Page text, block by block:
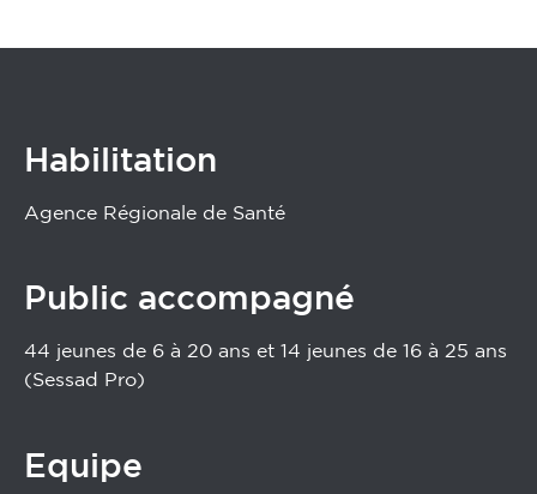
Habilitation
Agence Régionale de Santé
Public accompagné
44 jeunes de 6 à 20 ans et 14 jeunes de 16 à 25 ans
(Sessad Pro)
Equipe